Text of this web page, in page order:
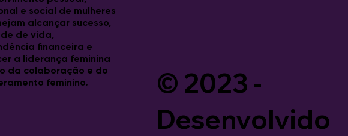
e social de mulheres
alcançar sucesso,
de vida,
financeira e
a liderança feminina
da colaboração e do
feminino.
© 2023 -
Desenvolvido